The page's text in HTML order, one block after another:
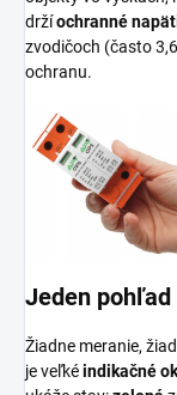
držíochranné
zvodičoch (často
ochranu.
Jeden pohľad
Žiadne meranie,
je veľkéindikačné